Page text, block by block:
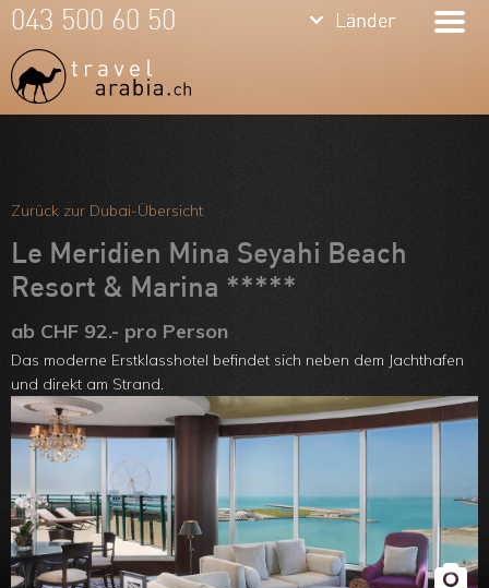
Team
Über uns
Feedbacks
Kontakt
ARVB
keyboard_arrow_down Länder
Oman
keyboard_arrow_down Länder
043 500 60 50
Zurück zur Dubai-Übersicht
Le Meridien Mina Seyahi Beach
Resort & Marina *****
ab CHF 92.- pro Person
Das moderne Erstklasshotel befindet sich neben dem Jachthafen
und direkt am Strand.